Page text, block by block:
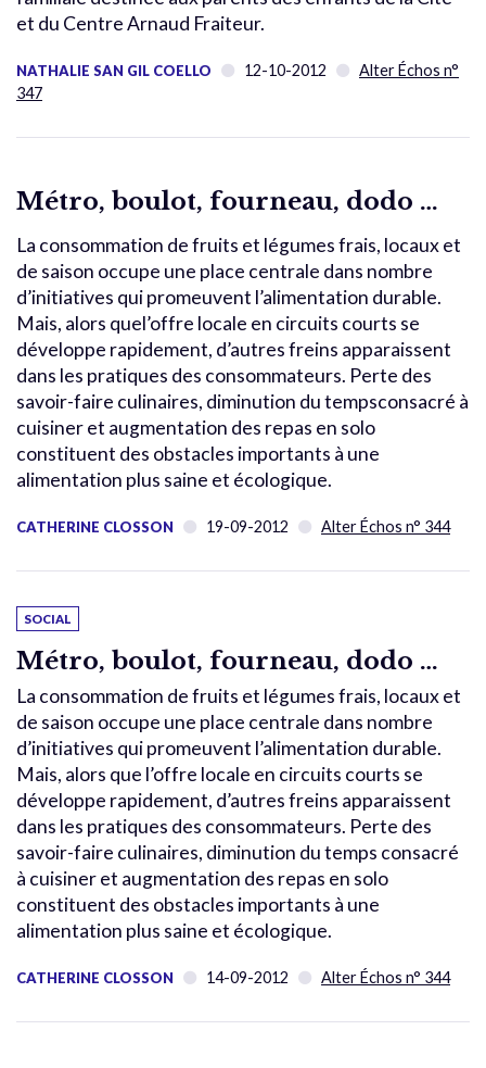
et du Centre Arnaud Fraiteur.
NATHALIE SAN GIL COELLO 12-10-2012
Alter Échos n°
347
Métro, boulot, fourneau, dodo …
La consommation de fruits et légumes frais, locaux et
de saison occupe une place centrale dans nombre
d’initiatives qui promeuvent l’alimentation durable.
Mais, alors quel’offre locale en circuits courts se
développe rapidement, d’autres freins apparaissent
dans les pratiques des consommateurs. Perte des
savoir-faire culinaires, diminution du tempsconsacré à
cuisiner et augmentation des repas en solo
constituent des obstacles importants à une
alimentation plus saine et écologique.
CATHERINE CLOSSON 19-09-2012 Alter Échos n° 344
SOCIAL
Métro, boulot, fourneau, dodo …
La consommation de fruits et légumes frais, locaux et
de saison occupe une place centrale dans nombre
d’initiatives qui promeuvent l’alimentation durable.
Mais, alors que l’offre locale en circuits courts se
développe rapidement, d’autres freins apparaissent
dans les pratiques des consommateurs. Perte des
savoir-faire culinaires, diminution du temps consacré
à cuisiner et augmentation des repas en solo
constituent des obstacles importants à une
alimentation plus saine et écologique.
CATHERINE CLOSSON 14-09-2012 Alter Échos n° 344